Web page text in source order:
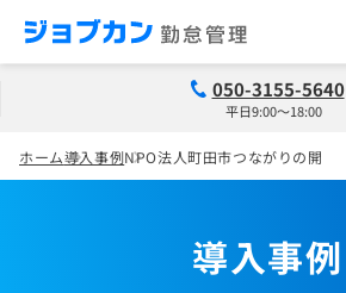
050-3155-5640
平日9:00～18:00
ホーム導入事例NPO法人町田市つながりの開
導入事例